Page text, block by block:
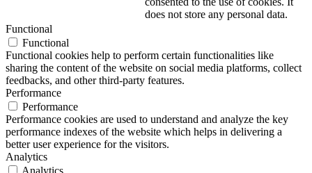
does not store any personal data.
Functional
Functional
Functional cookies help to perform certain functionalities like
sharing the content of the website on social media platforms, collect
feedbacks, and other third-party features.
Performance
Performance
Performance cookies are used to understand and analyze the key
performance indexes of the website which helps in delivering a
better user experience for the visitors.
Analytics
Analytics